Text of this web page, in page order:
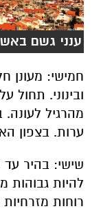
ענני גשם
חמישי: מעונן
ובינוני. תחול
מהרגיל לעונה.
ערות. בצפון
שישי: בהיר עד
להיות גבוהות
רוחות